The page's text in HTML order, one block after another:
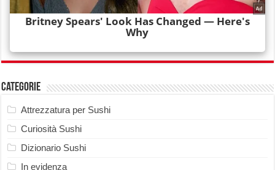
Categorie
Attrezzatura per Sushi
Curiosità Sushi
Dizionario Sushi
In evidenza